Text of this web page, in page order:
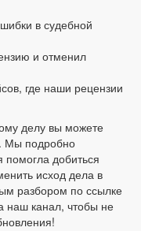
в судебной
и отменил
где наши рецензии
делу вы можете
Мы подробно
помогла добиться
исход дела в
разбором по ссылке
наш канал, чтобы не